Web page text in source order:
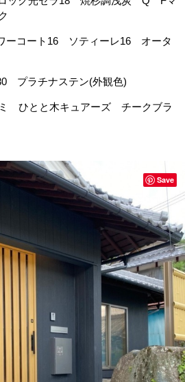
ーコート16 ソティーレ16 オータ
プラチナステン(外観色)
ひとと木キュアーズ チークブラ
Save